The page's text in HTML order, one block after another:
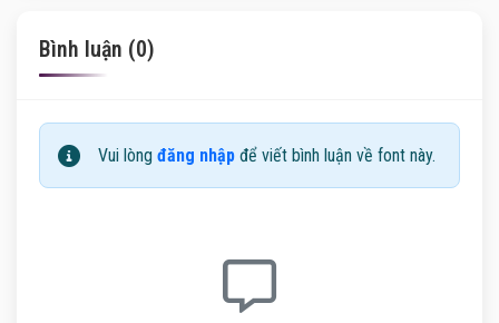
Bình luận (0)
Vui lòng đăng nhập để viết bình luận về font này.